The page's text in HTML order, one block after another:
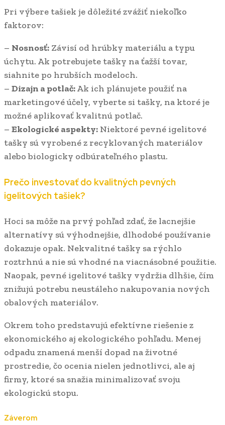
Pri výbere tašiek je dôležité zvážiť niekoľko
faktorov:
– Nosnosť: Závisí od hrúbky materiálu a typu
úchytu. Ak potrebujete tašky na ťažší tovar,
siahnite po hrubších modeloch.
– Dizajn a potlač:Ak ich plánujete použiť na
marketingové účely, vyberte si tašky, na ktoré je
možné aplikovať kvalitnú potlač.
– Ekologické aspekty:Niektoré pevné igelitové
tašky sú vyrobené z recyklovaných materiálov
alebo biologicky odbúrateľného plastu.
Prečo investovať do kvalitných pevných
igelitových tašiek?
Hoci sa môže na prvý pohľad zdať, že lacnejšie
alternatívy sú výhodnejšie, dlhodobé používanie
dokazuje opak. Nekvalitné tašky sa rýchlo
roztrhnú a nie sú vhodné na viacnásobné použitie.
Naopak, pevné igelitové tašky vydržia dlhšie, čím
znižujú potrebu neustáleho nakupovania nových
obalových materiálov.
Okrem toho predstavujú efektívne riešenie z
ekonomického aj ekologického pohľadu. Menej
odpadu znamená menší dopad na životné
prostredie, čo ocenia nielen jednotlivci, ale aj
firmy, ktoré sa snažia minimalizovať svoju
ekologickú stopu.
Záverom